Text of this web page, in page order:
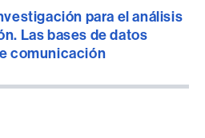
para el análisis
Las bases de datos
comunicación